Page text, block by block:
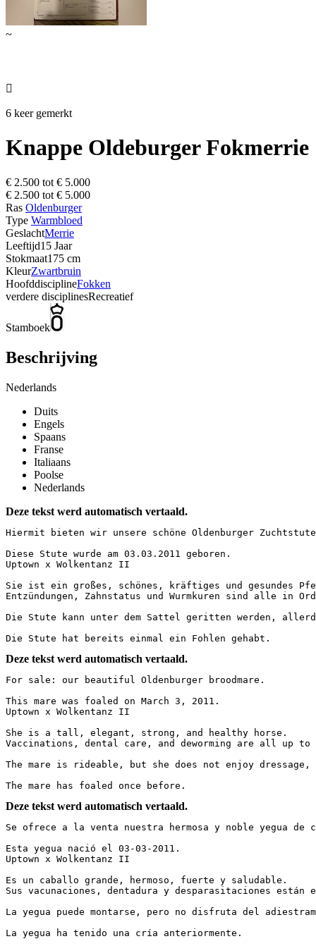
~

6 keer gemerkt
Knappe Oldeburger Fokmerrie
€ 2.500 tot € 5.000
€ 2.500 tot € 5.000
Ras Oldenburger
Type Warmbloed
GeslachtMerrie
Leeftijd15 Jaar
Stokmaat175 cm
KleurZwartbruin
HoofddisciplineFokken
verdere disciplinesRecreatief
Stamboek
Beschrijving
Nederlands
Duits
Engels
Spaans
Franse
Italiaans
Poolse
Nederlands
Deze tekst werd automatisch vertaald.
Hiermit bieten wir unsere schöne Oldenburger
Diese Stute wurde am 03.03.2011 geboren.
Uptown x Wolkentanz II
Sie ist ein großes, schönes, kräftiges und gesundes
Entzündungen, Zahnstatus und Wurmkuren sind alle in
Die Stute kann unter dem Sattel geritten werden,
Die Stute hat bereits einmal ein Fohlen gehabt.
Deze tekst werd automatisch vertaald.
For sale: our beautiful Oldenburger broodmare.
This mare was foaled on March 3, 2011.
Uptown x Wolkentanz II
She is a tall, elegant, strong, and healthy horse.
Vaccinations, dental care, and deworming are all up to
The mare is rideable, but she does not enjoy
The mare has foaled once before.
Deze tekst werd automatisch vertaald.
Se ofrece a la venta nuestra hermosa y noble yegua de
Esta yegua nació el 03-03-2011.
Uptown x Wolkentanz II
Es un caballo grande, hermoso, fuerte y saludable.
Sus vacunaciones, dentadura y desparasitaciones están
La yegua puede montarse, pero no disfruta del
La yegua ha tenido una cría anteriormente.